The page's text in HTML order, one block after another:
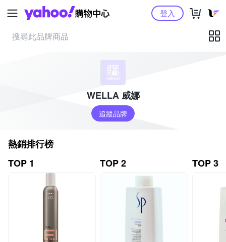
Yahoo購物中心登入
WELLA 威娜
追蹤品牌
熱銷排行榜
TOP 1
TOP 2 TOP 3